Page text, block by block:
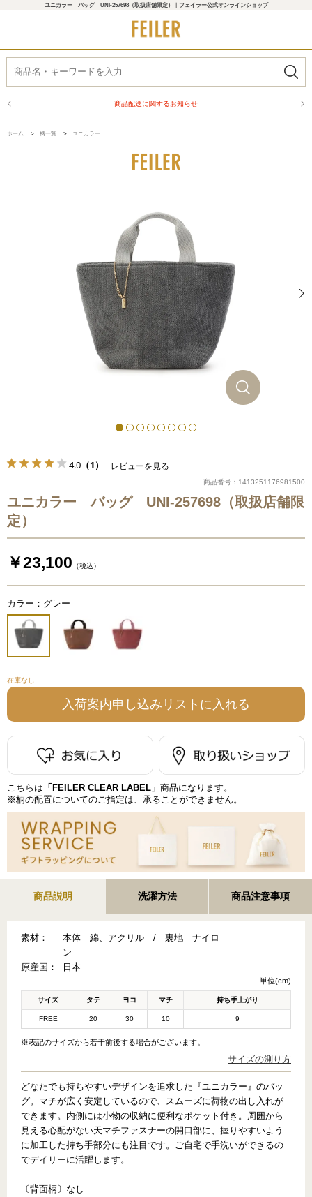
ユニカラー バッグ UNI-257698（取扱店舗限定）｜フェイラー公式オンラインショップ
商品配送に関するお知らせ
ホーム > 柄一覧 > ユニカラー
4.0 （1） レビューを見る
商品番号：1413251176981500
ユニカラー バッグ UNI-257698（取扱店舗限
定）
￥23,100 （税込）
カラー：グレー
在庫なし
こちらは 「FEILER CLEAR LABEL」 商品になります。
※柄の配置についてのご指定は、承ることができません。
商品説明 洗濯方法 商品注意事項
素材：
本体 綿、アクリル / 裏地 ナイロ
ン
原産国：
日本
単位(cm)
サイズ タテ ヨコ マチ 持ち手上がり
FREE 20 30 10 9
※表記のサイズから若干前後する場合がございます。
サイズの測り方
どなたでも持ちやすいデザインを追求した『ユニカラー』のバッ
グ。マチが広く安定しているので、スムーズに荷物の出し入れが
できます。内側には小物の収納に便利なポケット付き。周囲から
見える心配がない天マチファスナーの開口部に、握りやすいよう
に加工した持ち手部分にも注目です。ご自宅で手洗いができるの
でデイリーに活躍します。
〔背面柄〕なし